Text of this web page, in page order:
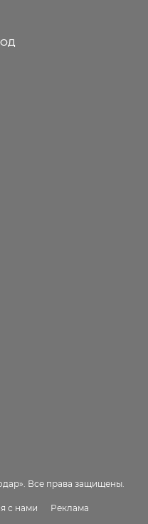
Все права защищены.
с нами Реклама